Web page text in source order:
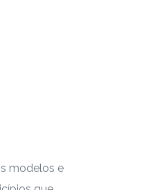
modelos e